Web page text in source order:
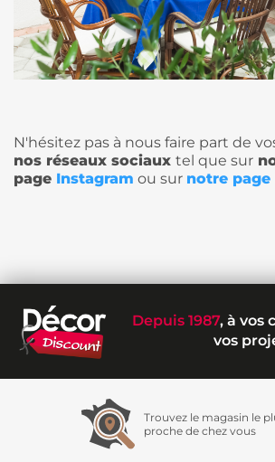
N'hésitez pas à nous faire part de
nos réseaux sociaux tel que sur
page Instagram ou sur notre page
Depuis 1987, à vos
vos
Trouvez le magasin le
proche de chez vous